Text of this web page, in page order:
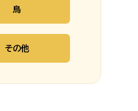
鳥
その他